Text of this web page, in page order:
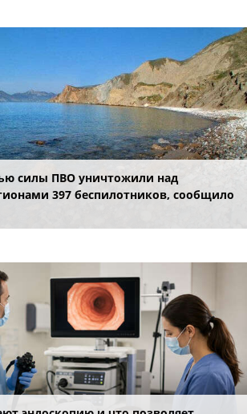
силы ПВО уничтожили над
397 беспилотников, сообщило